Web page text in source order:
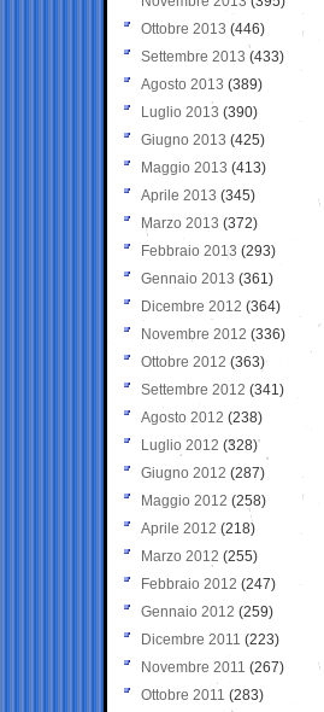
Ottobre 2013 (446)
Settembre 2013 (433)
Agosto 2013 (389)
Luglio 2013 (390)
Giugno 2013 (425)
Maggio 2013 (413)
Aprile 2013 (345)
Marzo 2013 (372)
Febbraio 2013 (293)
Gennaio 2013 (361)
Dicembre 2012 (364)
Novembre 2012 (336)
Ottobre 2012 (363)
Settembre 2012 (341)
Agosto 2012 (238)
Luglio 2012 (328)
Giugno 2012 (287)
Maggio 2012 (258)
Aprile 2012 (218)
Marzo 2012 (255)
Febbraio 2012 (247)
Gennaio 2012 (259)
Dicembre 2011 (223)
Novembre 2011 (267)
Ottobre 2011 (283)